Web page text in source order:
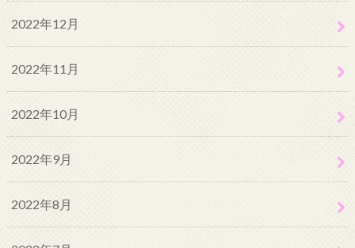
2022年12月
2022年11月
2022年10月
2022年9月
2022年8月